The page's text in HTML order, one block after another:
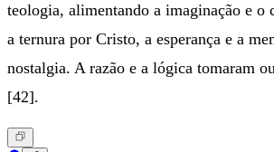
teologia, alimentando a imaginação e o
a ternura por Cristo, a esperança e a
nostalgia. A razão e a lógica tomaram
[42].